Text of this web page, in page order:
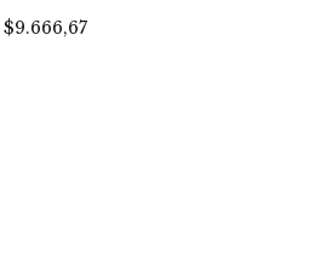
$9.666,67